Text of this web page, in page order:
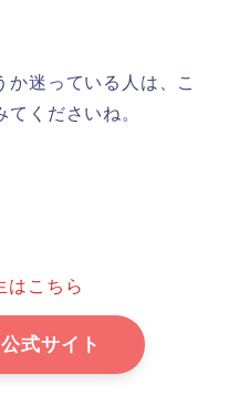
か迷っている人は、こ
くださいね。
はこちら
式サイト